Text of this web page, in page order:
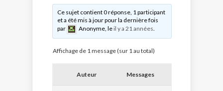
Ce sujet contient 0 réponse, 1 participant
et a été mis à jour pour la dernière fois
par
Anonyme , leil y a 21 années
Affichage de 1 message (sur 1 au total)
Auteur Messages